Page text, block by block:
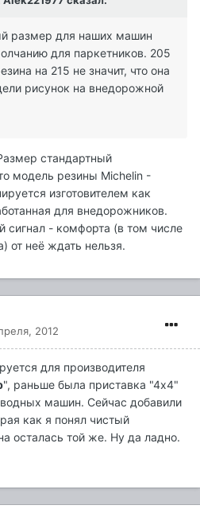
размер для наших машин
для паркетников. 205
на 215 не значит, что она
рисунок на внедорожной
стандартный
модель резины Michelin -
изготовителем как
для внедорожников.
сигнал - комфорта (в том числе
от неё ждать нельзя.
2012
для производителя
", раньше была приставка "4х4"
машин. Сейчас добавили
как я понял чистый
осталась той же. Ну да ладно.